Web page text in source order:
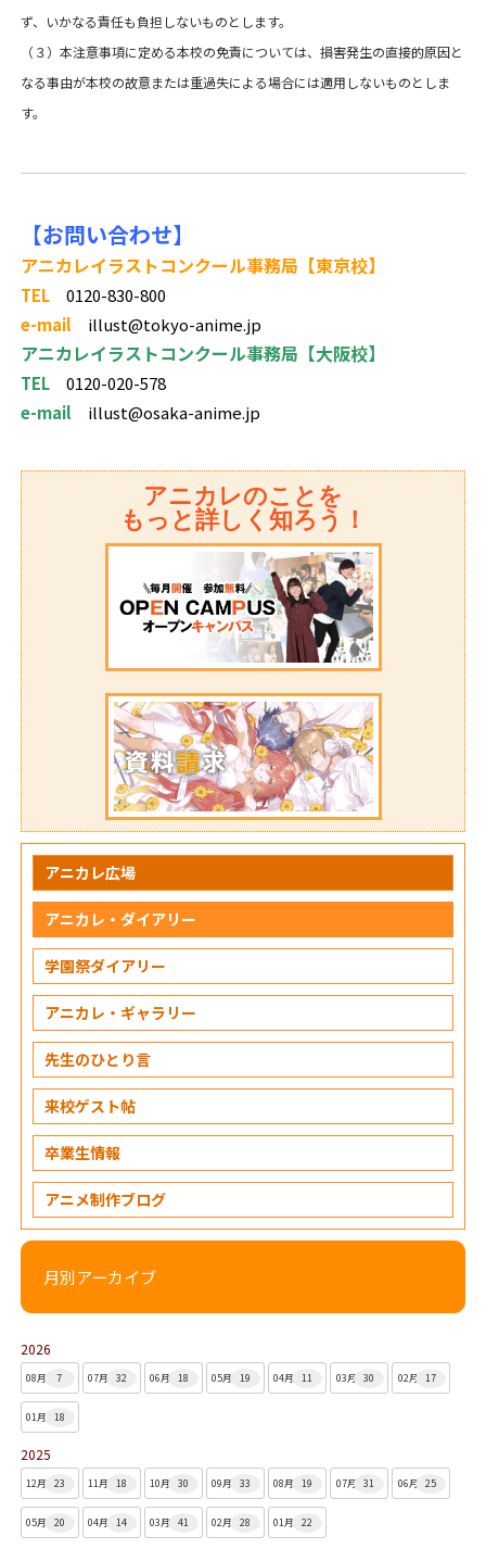
ず、いかなる責任も負担しないものとします。
（３）本注意事項に定める本校の免責については、損害発生の直接的原因と
なる事由が本校の故意または重過失による場合には適用しないものとしま
す。
【お問い合わせ】
アニカレイラストコンクール事務局【東京校】
TEL
0120-830-800
e-mail
illust@tokyo-anime.jp
アニカレイラストコンクール事務局【大阪校】
TEL
0120-020-578
e-mail
illust@osaka-anime.jp
アニカレのことを
もっと詳しく知ろう！
アニカレ広場
アニカレ・ダイアリー
学園祭ダイアリー
アニカレ・ギャラリー
先生のひとり言
来校ゲスト帖
卒業生情報
アニメ制作ブログ
月別アーカイブ
2026
08月 7 07月 32 06月 18 05月 19 04月 11 03月 30 02月 17
01月 18
2025
12月 23 11月 18 10月 30 09月 33 08月 19 07月 31 06月 25
05月 20 04月 14 03月 41 02月 28 01月 22